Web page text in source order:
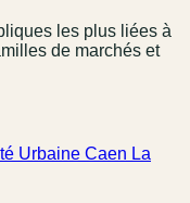
les plus liées à
de marchés et
Urbaine Caen La